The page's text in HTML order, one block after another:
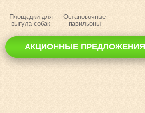
Площадки для
выгула собак
Остановочные
павильоны
АКЦИОННЫЕ ПРЕДЛОЖЕНИЯ